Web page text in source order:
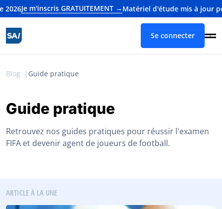
m'inscris GRATUITEMENT →Matériel d'étude mis à jour pour
Se connecter
Blog Guide pratique
Guide pratique
Retrouvez nos guides pratiques pour réussir l'examen
FIFA et devenir agent de joueurs de football.
ARTICLE À LA UNE